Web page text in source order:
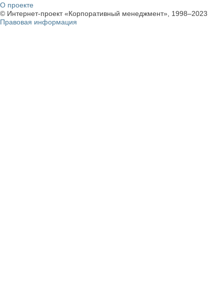
О проекте
© Интернет-проект «Корпоративный менеджмент», 1998–2023
Правовая информация